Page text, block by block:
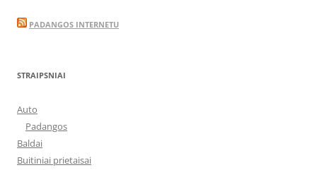
PADANGOS INTERNETU
STRAIPSNIAI
Auto
Padangos
Baldai
Buitiniai prietaisai